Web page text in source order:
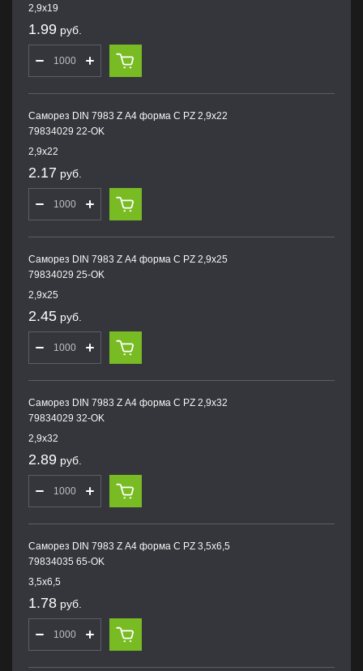
2,9х19
1.99 руб.
Саморез DIN 7983 Z А4 форма С PZ 2,9х22
79834029 22-OK
2,9х22
2.17 руб.
Саморез DIN 7983 Z А4 форма С PZ 2,9х25
79834029 25-OK
2,9х25
2.45 руб.
Саморез DIN 7983 Z А4 форма С PZ 2,9х32
79834029 32-OK
2,9х32
2.89 руб.
Саморез DIN 7983 Z А4 форма С PZ 3,5х6,5
79834035 65-OK
3,5х6,5
1.78 руб.